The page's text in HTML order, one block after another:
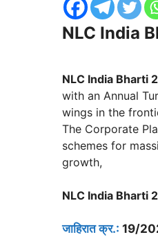
NLC India
NLC India Bharti
with an Annual
wings in the
The Corporate
schemes for
growth,
NLC India Bharti
जाहिरात क्र.: 19/